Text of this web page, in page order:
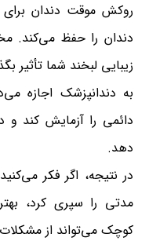
روکش موقت دندان برای
دندان را حفظ می‌کند.
زیبایی لبخند شما تأثیر
به دندانپزشک اجازه
دائمی را آزمایش کند و
دهد.
در نتیجه، اگر فکر
مدتی را سپری کرد،
کوچک می‌تواند از